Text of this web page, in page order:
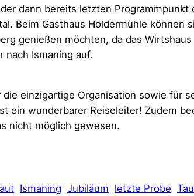
dann bereits letzten Programmpunkt
Beim Gasthaus Holdermühle können
genießen möchten, da das
nach Ismaning auf.
die einzigartige Organisation sowie für
ein wunderbarer Reiseleiter! Zudem
nicht möglich gewesen.
Ismaning Jubiläum letzte Probe